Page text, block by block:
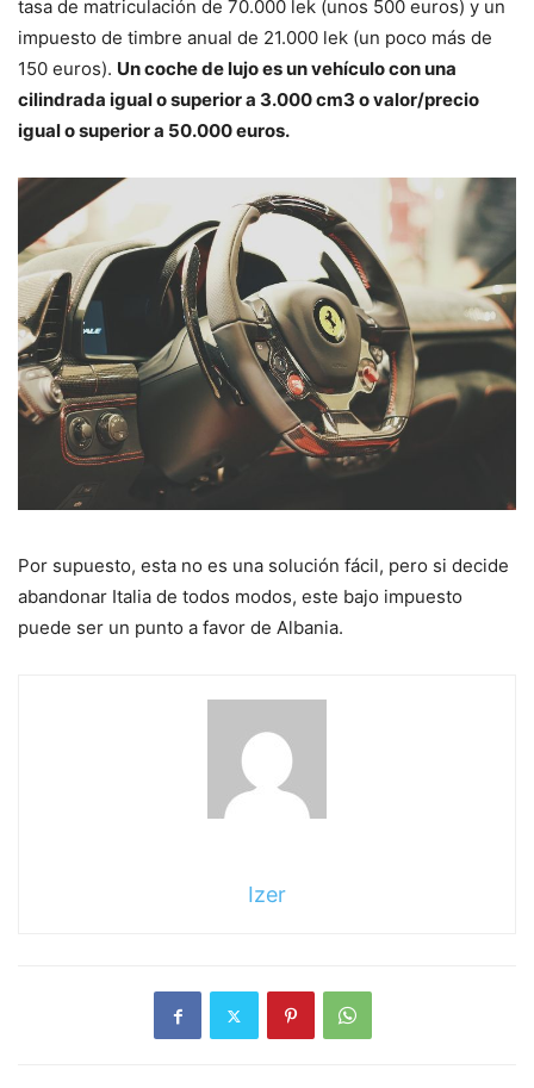
tasa de matriculación de 70.000 lek (unos 500 euros) y un
impuesto de timbre anual de 21.000 lek (un poco más de
150 euros). Un coche de lujo es un vehículo con una
cilindrada igual o superior a 3.000 cm3 o valor/precio
igual o superior a 50.000 euros.
Por supuesto, esta no es una solución fácil, pero si decide
abandonar Italia de todos modos, este bajo impuesto
puede ser un punto a favor de Albania.
Izer